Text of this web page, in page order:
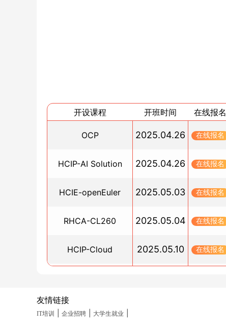
2024/11/14
HCIE-Security考试费用是多少？
2024年新版HCIP-openEuler通过率高吗？
广州IT教育培训机构推荐
RHCE培训_精选培训机构介绍
OCP认证培训课程_博睿谷·博睿慕课培训订阅
2024/11/12
2024/11/12
2024年网络工程师证书小白考证指南
开设课程 开班时间 在线报名
OCP 2025.04.26 在线报名
HCIP-AI Solution 2025.04.26 在线报名
HCIE-openEuler 2025.05.03 在线报名
RHCA-CL260 2025.05.04 在线报名
HCIP-Cloud 2025.05.10 在线报名
HCIA-Datacom(晚班)
友情链接
IT培训 企业招聘 大学生就业